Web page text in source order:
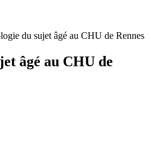
du sujet âgé au CHU de Rennes
âgé au CHU de